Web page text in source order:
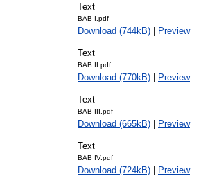
Text
BAB I.pdf
Download (744kB) | Preview
Text
BAB II.pdf
Download (770kB) | Preview
Text
BAB III.pdf
Download (665kB) | Preview
Text
BAB IV.pdf
Download (724kB) | Preview